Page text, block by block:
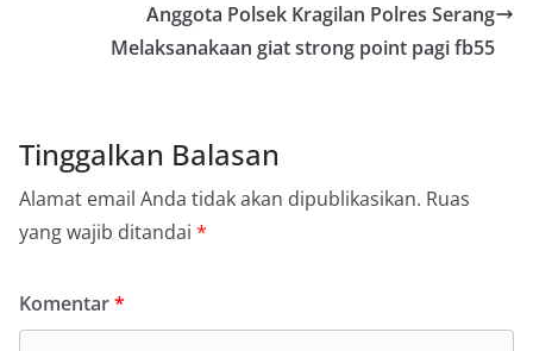
Anggota Polsek Kragilan Polres Serang
Melaksanakaan giat strong point pagi fb55
Tinggalkan Balasan
Alamat email Anda tidak akan dipublikasikan. Ruas
yang wajib ditandai *
Komentar*